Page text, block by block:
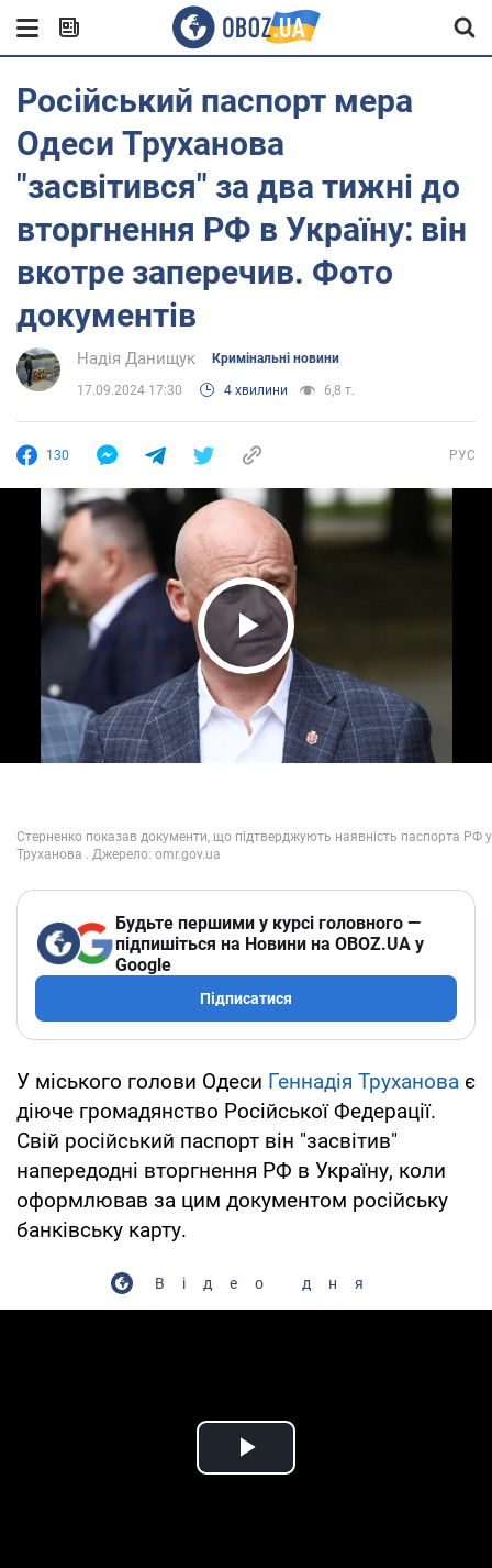
Російський паспорт мера
Одеси Труханова
"засвітився" за два тижні до
вторгнення РФ в Україну: він
вкотре заперечив. Фото
документів
Надія Данищук Кримінальні новини
17.09.2024 17:30 4 хвилини 6,8 т.
130 РУС
Play Video
Будьте першими у курсі головного —
підпишіться на Новини на OBOZ.UA у
Google
Підписатися
У міського голови Одеси Геннадія Труханова є
діюче громадянство Російської Федерації.
Свій російський паспорт він "засвітив"
напередодні вторгнення РФ в Україну, коли
оформлював за цим документом російську
банківську карту.
Відео дня
Play Video